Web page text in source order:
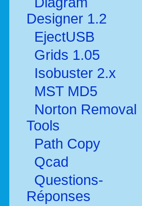
Designer 1.2
EjectUSB
Grids 1.05
Isobuster 2.x
MST MD5
Norton Removal
Tools
Path Copy
Qcad
Questions-
Réponses